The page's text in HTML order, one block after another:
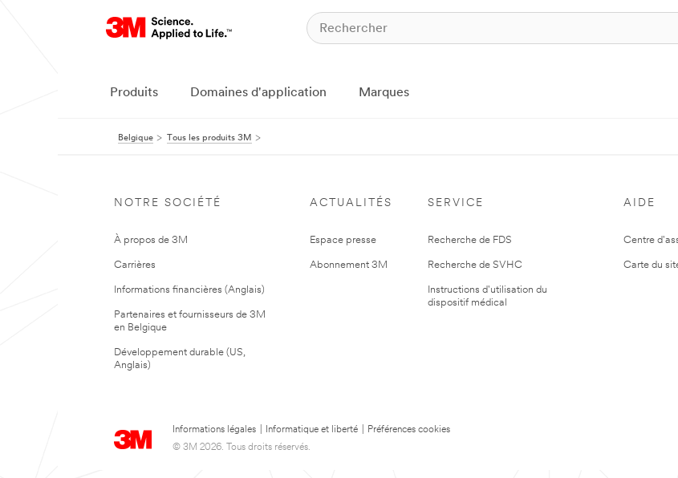
Produits Domaines d'application Marques
Belgique Tous les produits 3M
NOTRE SOCIÉTÉ
À propos de 3M
Carrières
Informations financières (Anglais)
Partenaires et fournisseurs de 3M
en Belgique
Développement durable (US,
Anglais)
ACTUALITÉS
Espace presse
Abonnement 3M
SERVICE
Recherche de FDS
Recherche de SVHC
Instructions d'utilisation du
dispositif médical
AIDE
Centre
Carte du
Informations légales Informatique et liberté
Préférences cookies
© 3M 2026. Tous droits réservés.